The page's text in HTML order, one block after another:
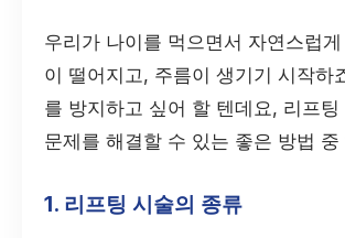
우리가 나이를 먹으면서 자연스럽
이 떨어지고, 주름이 생기기 시작하
를 방지하고 싶어 할 텐데요, 리프팅
문제를 해결할 수 있는 좋은 방법 중
1. 리프팅 시술의 종류